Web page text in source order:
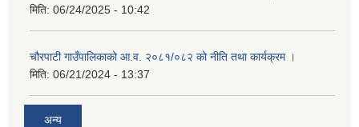
मिति: 06/24/2025 - 10:42
चौरपाटी गाउँपालिकाको आ.व. २०८१/०८२ को नीति तथा कार्यक्रम ।
मिति: 06/21/2024 - 13:37
अन्य